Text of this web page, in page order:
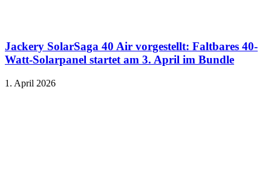
Jackery SolarSaga 40 Air vorgestellt: Faltbares 40-
Watt-Solarpanel startet am 3. April im Bundle
1. April 2026